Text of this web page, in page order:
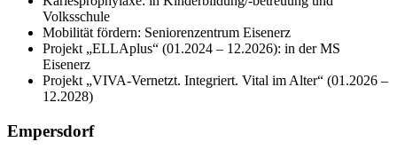
Volksschule
Mobilität fördern: Seniorenzentrum Eisenerz
Projekt „ELLAplus“ (01.2024 – 12.2026): in der MS
Eisenerz
Projekt „VIVA-Vernetzt. Integriert. Vital im Alter“ (01.2026 –
12.2028)
Empersdorf